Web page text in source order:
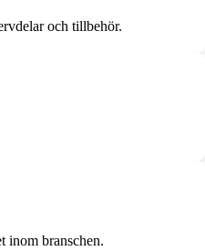
och tillbehör.
inom branschen.